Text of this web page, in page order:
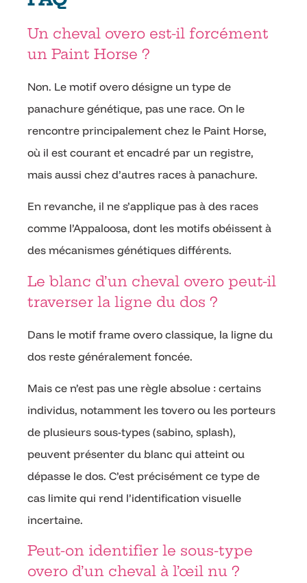
Un cheval overo est-il forcément
un Paint Horse ?
Non. Le motif overo désigne un type de
panachure génétique, pas une race. On le
rencontre principalement chez le Paint Horse,
où il est courant et encadré par un registre,
mais aussi chez d’autres races à panachure.
En revanche, il ne s’applique pas à des races
comme l’Appaloosa, dont les motifs obéissent à
des mécanismes génétiques différents.
Le blanc d’un cheval overo peut-il
traverser la ligne du dos ?
Dans le motif frame overo classique, la ligne du
dos reste généralement foncée.
Mais ce n’est pas une règle absolue : certains
individus, notamment les tovero ou les porteurs
de plusieurs sous-types (sabino, splash),
peuvent présenter du blanc qui atteint ou
dépasse le dos. C’est précisément ce type de
cas limite qui rend l’identification visuelle
incertaine.
Peut-on identifier le sous-type
overo d’un cheval à l’œil nu ?